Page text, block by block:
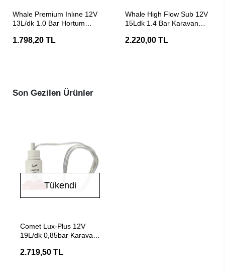
Whale Premium Inlıne 12V
13L/dk 1.0 Bar Hortum
Pompası
1.798,20 TL
Whale High Flow Sub 12V
15Ldk 1.4 Bar Karavan
2.220,00 TL
Son Gezilen Ürünler
Tükendi
Comet Lux-Plus 12V
19L/dk 0,85bar Karavan
2.719,50 TL